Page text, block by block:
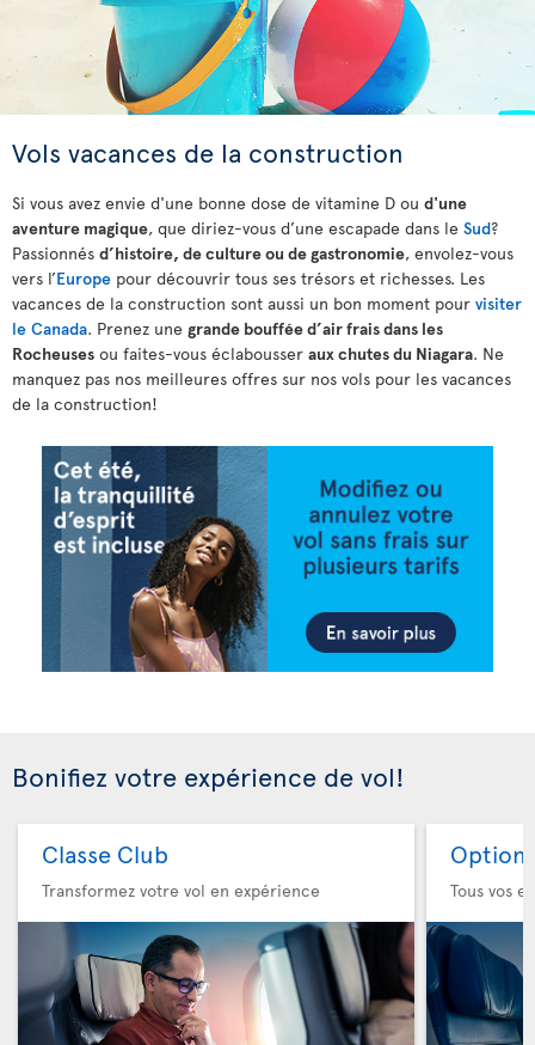
Vols vacances de la construction
Si vous avez envie d'une bonne dose de vitamine D ou d'une
aventure magique, que diriez-vous d’une escapade dans le Sud?
Passionnés d’histoire, de culture ou de gastronomie, envolez-vous
vers l’Europe pour découvrir tous ses trésors et richesses. Les
vacances de la construction sont aussi un bon moment pour visiter
le Canada. Prenez une grande bouffée d’air frais dans les
Rocheuses ou faites-vous éclabousser aux chutes du Niagara. Ne
manquez pas nos meilleures offres sur nos vols pour les vacances
de la construction!
Bonifiez votre expérience de vol!
Classe Club
Transformez votre vol en expérience
Option
Tous vos